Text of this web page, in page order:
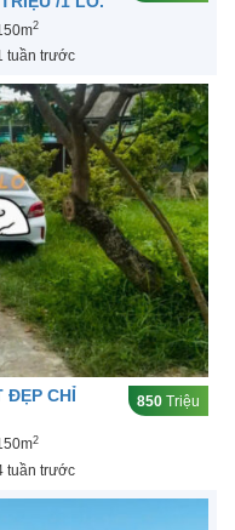
2
tuần trước
ĐẸP CHỈ
850 Triệu
2
tuần trước